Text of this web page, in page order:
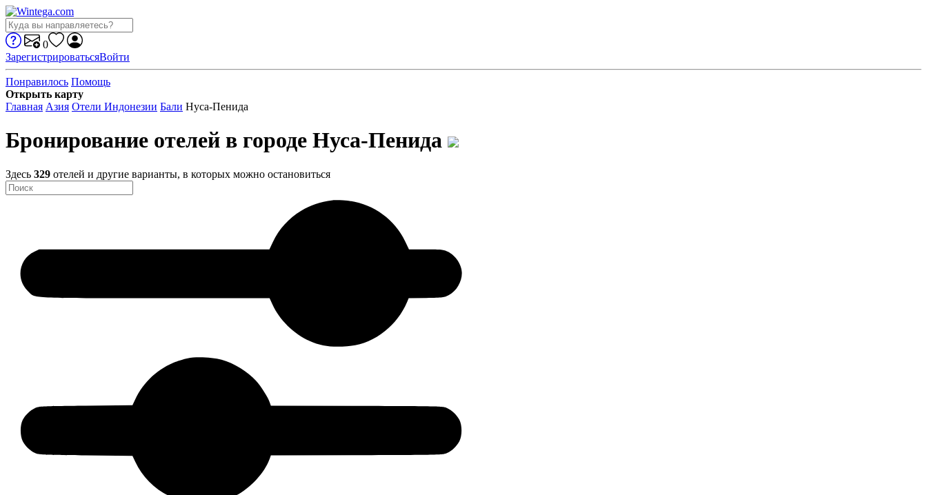
0
ЗарегистрироватьсяВойти
Понравилось Помощь
Открыть карту
Главная Азия Отели Индонезии Бали Нуса-Пенида
Бронирование отелей в городе Нуса-Пенида
Здесь 329 отелей и другие варианты, в которых можно остановиться